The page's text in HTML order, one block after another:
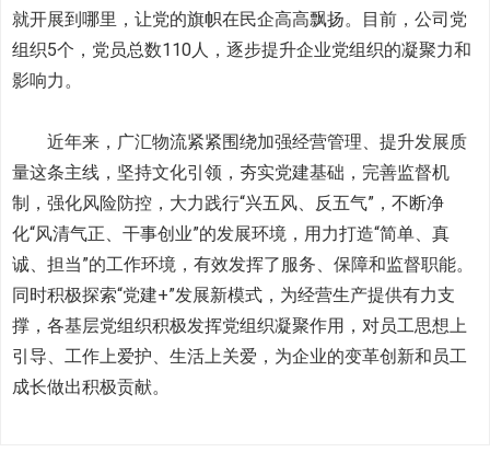
就开展到哪里，让党的旗帜在民企高高飘扬。目前，公司党
组织5个，党员总数110人，逐步提升企业党组织的凝聚力和
影响力。
近年来，广汇物流紧紧围绕加强经营管理、提升发展质
量这条主线，坚持文化引领，夯实党建基础，完善监督机
制，强化风险防控，大力践行“兴五风、反五气”，不断净
化“风清气正、干事创业”的发展环境，用力打造“简单、真
诚、担当”的工作环境，有效发挥了服务、保障和监督职能。
同时积极探索“党建+”发展新模式，为经营生产提供有力支
撑，各基层党组织积极发挥党组织凝聚作用，对员工思想上
引导、工作上爱护、生活上关爱，为企业的变革创新和员工
成长做出积极贡献。